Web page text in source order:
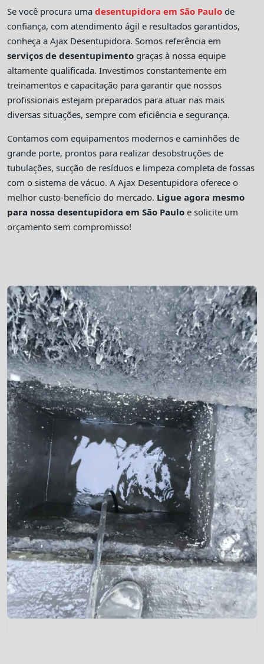
Se você procura umadesentupidora em São Paulo de
confiança, com atendimento ágil e resultados garantidos,
conheça a Ajax Desentupidora. Somos referência em
serviços de desentupimento graças à nossa equipe
altamente qualificada. Investimos constantemente em
treinamentos e capacitação para garantir que nossos
profissionais estejam preparados para atuar nas mais
diversas situações, sempre com eficiência e segurança.
Contamos com equipamentos modernos e caminhões de
grande porte, prontos para realizar desobstruções de
tubulações, sucção de resíduos e limpeza completa de fossas
com o sistema de vácuo. A Ajax Desentupidora oferece o
melhor custo-benefício do mercado. Ligue agora mesmo
para nossa desentupidora em São Paulo e solicite um
orçamento sem compromisso!